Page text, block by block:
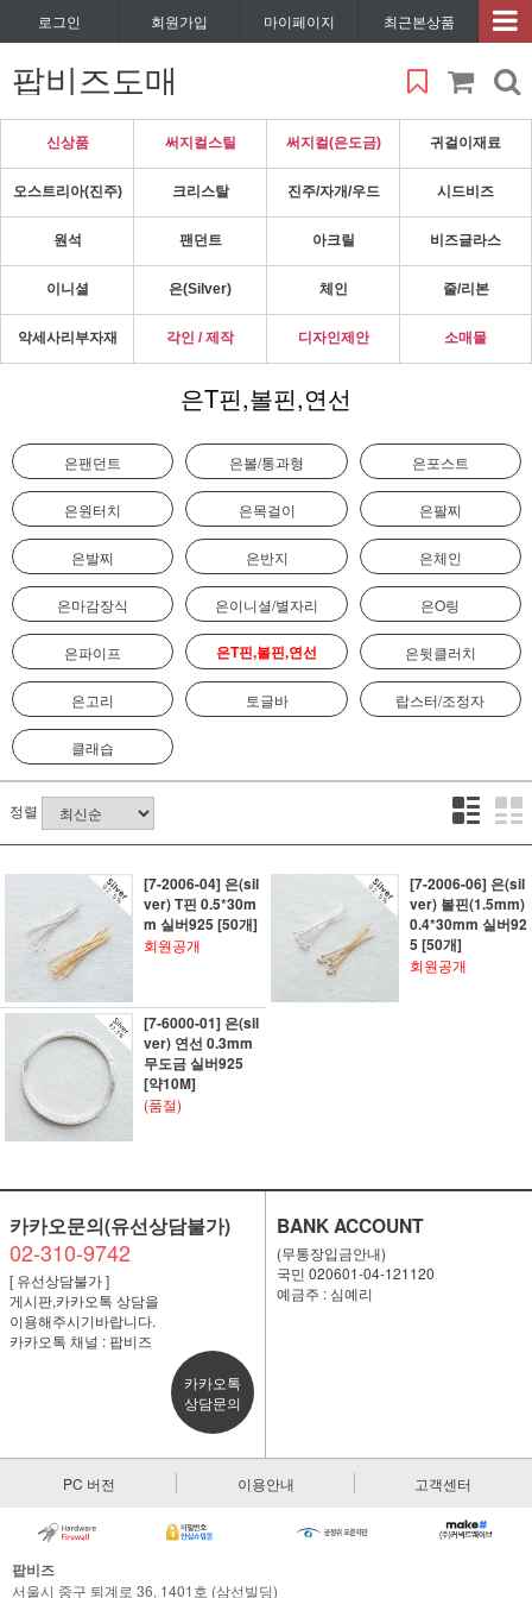
로그인 회원가입 마이페이지 최근본상품
팝비즈도매
신상품 써지컬스틸 써지컬(은도금) 귀걸이재료
오스트리아(진주) 크리스탈 진주/자개/우드 시드비즈
원석 팬던트 아크릴 비즈글라스
이니셜 은(Silver) 체인 줄/리본
악세사리부자재 각인 / 제작 디자인제안 소매몰
은T핀,볼핀,연선
은팬던트 은볼/통과형 은포스트
은원터치 은목걸이 은팔찌
은발찌 은반지 은체인
은마감장식 은이니셜/별자리 은O링
은파이프 은T핀,볼핀,연선 은뒷클러치
은고리 토글바 랍스터/조정자
클래습
정렬
[7-2006-04] 은(sil
ver) T핀 0.5*30m
m 실버925 [50개]
회원공개
[7-2006-06] 은(sil
ver) 볼핀(1.5mm)
0.4*30mm 실버92
5 [50개]
회원공개
[7-6000-01] 은(sil
ver) 연선 0.3mm
무도금 실버925
[약10M]
(품절)
카카오문의(유선상담불가)
02-310-9742
[ 유선상담불가 ]
게시판,카카오톡 상담을
이용해주시기바랍니다.
카카오톡 채널 : 팝비즈
카카오톡
상담문의
BANK ACCOUNT
(무통장입금안내)
국민 020601-04-121120
예금주 : 심예리
PC 버전 이용안내 고객센터
팝비즈
서울시 중구 퇴계로 36, 1401호 (삼선빌딩)